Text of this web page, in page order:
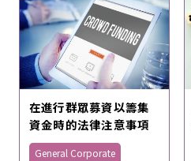
在進行群眾募資以籌集
資金時的法律注意事項
General Corporate